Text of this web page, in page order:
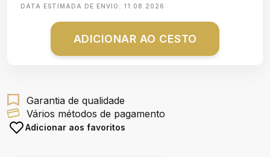
DATA ESTIMADA DE ENVIO: 11.08.2026
ADICIONAR AO CESTO
Garantia de qualidade
Vários métodos de pagamento
Adicionar aos favoritos